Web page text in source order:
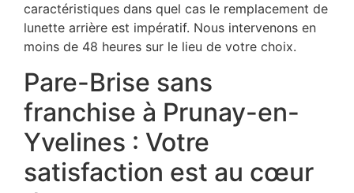
caractéristiques dans quel cas le remplacement de
lunette arrière est impératif. Nous intervenons en
moins de 48 heures sur le lieu de votre choix.
Pare-Brise sans
franchise à Prunay-en-
Yvelines : Votre
satisfaction est au cœur